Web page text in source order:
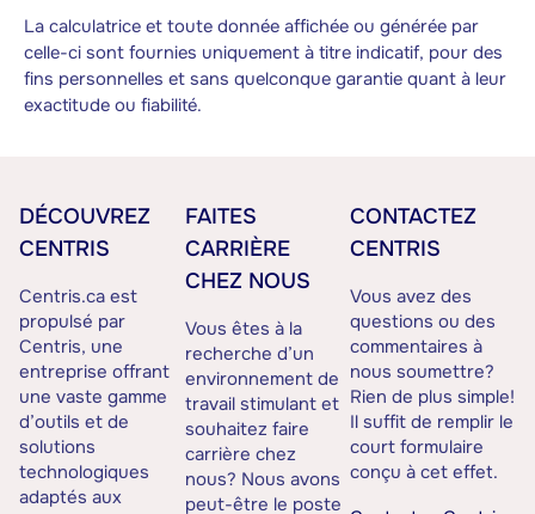
La calculatrice et toute donnée affichée ou générée par
celle-ci sont fournies uniquement à titre indicatif, pour des
fins personnelles et sans quelconque garantie quant à leur
exactitude ou fiabilité.
DÉCOUVREZ
CENTRIS
Centris.ca est
propulsé par
Centris, une
entreprise offrant
une vaste gamme
d’outils et de
solutions
technologiques
adaptés aux
FAITES
CARRIÈRE
CHEZ NOUS
Vous êtes à la
recherche d’un
environnement de
travail stimulant et
souhaitez faire
carrière chez
nous? Nous avons
peut-être le poste
CONTACTEZ
CENTRIS
Vous avez des
questions ou des
commentaires à
nous soumettre?
Rien de plus simple!
Il suffit de remplir le
court formulaire
conçu à cet effet.